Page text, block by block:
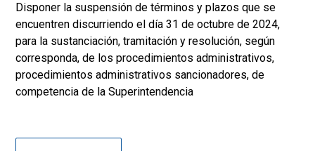
Disponer la suspensión de términos y plazos que se
encuentren discurriendo el día 31 de octubre de 2024,
para la sustanciación, tramitación y resolución, según
corresponda, de los procedimientos administrativos,
procedimientos administrativos sancionadores, de
competencia de la Superintendencia